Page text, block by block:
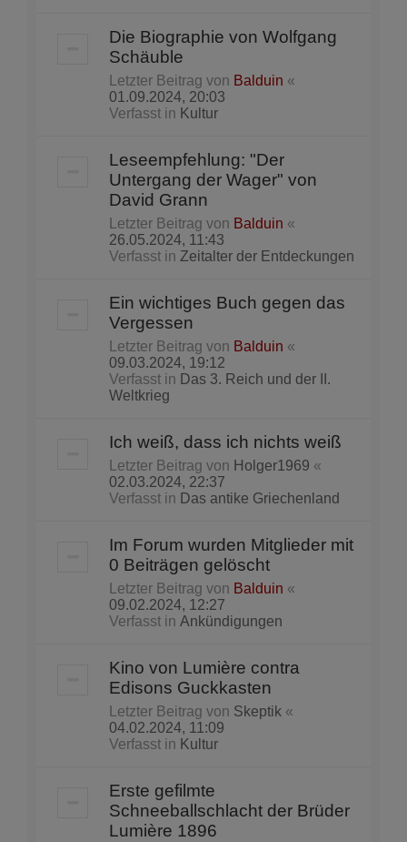
Die Biographie von Wolfgang
Schäuble
Letzter Beitrag von Balduin «
01.09.2024, 20:03
Verfasst in Kultur
Leseempfehlung: "Der
Untergang der Wager" von
David Grann
Letzter Beitrag von Balduin «
26.05.2024, 11:43
Verfasst in Zeitalter der Entdeckungen
Ein wichtiges Buch gegen das
Vergessen
Letzter Beitrag von Balduin «
09.03.2024, 19:12
Verfasst in Das 3. Reich und der II.
Weltkrieg
Ich weiß, dass ich nichts weiß
Letzter Beitrag von Holger1969 «
02.03.2024, 22:37
Verfasst in Das antike Griechenland
Im Forum wurden Mitglieder mit
0 Beiträgen gelöscht
Letzter Beitrag von Balduin «
09.02.2024, 12:27
Verfasst in Ankündigungen
Kino von Lumière contra
Edisons Guckkasten
Letzter Beitrag von Skeptik «
04.02.2024, 11:09
Verfasst in Kultur
Erste gefilmte
Schneeballschlacht der Brüder
Lumière 1896